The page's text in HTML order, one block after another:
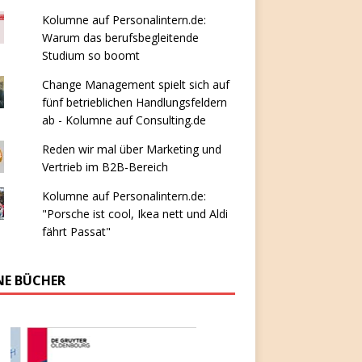
Kolumne auf Personalintern.de:
Warum das berufsbegleitende
Studium so boomt
Change Management spielt sich auf
fünf betrieblichen Handlungsfeldern
ab - Kolumne auf Consulting.de
Reden wir mal über Marketing und
Vertrieb im B2B-Bereich
Kolumne auf Personalintern.de:
"Porsche ist cool, Ikea nett und Aldi
fährt Passat"
BÜCHER